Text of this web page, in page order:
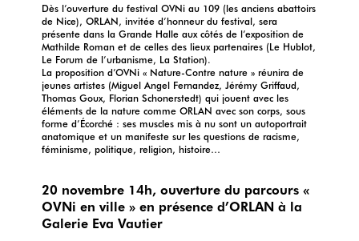
Dès l’ouverture du festival OVNi au 109 (les anciens abattoirs
de Nice), ORLAN, invitée d’honneur du festival, sera
présente dans la Grande Halle aux côtés de l’exposition de
Mathilde Roman et de celles des lieux partenaires (Le Hublot,
Le Forum de l’urbanisme, La Station).
La proposition d’OVNi « Nature-Contre nature » réunira de
jeunes artistes (Miguel Angel Fernandez, Jérémy Griffaud,
Thomas Goux, Florian Schonerstedt) qui jouent avec les
éléments de la nature comme ORLAN avec son corps, sous
forme d’Écorché : ses muscles mis à nu sont un autoportrait
anatomique et un manifeste sur les questions de racisme,
féminisme, politique, religion, histoire…
20 novembre 14h, ouverture du parcours «
OVNi en ville » en présence d’ORLAN à la
Galerie Eva Vautier